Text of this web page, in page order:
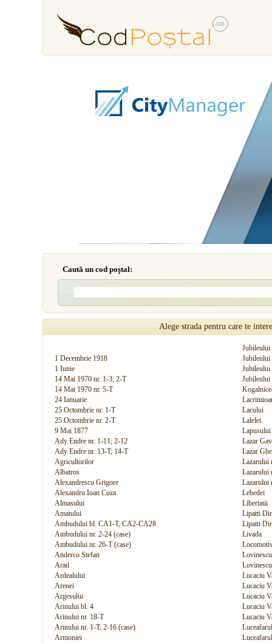
Caută un cod poştal:
Alege strada pentru care te
1 Decembrie 1918
1 Iunie
Jubileului
14 Mai 1970 nr. 1-3; 2-T
Jubileului
14 Mai 1970 nr. 5-T
24 Ianuarie
25 Octombrie nr. 1-T
Lacului
25 Octombrie nr. 2-T
Lalelei
9 Mai 1877
Lapusului
Ady Endre nr. 1-11; 2-12
Lazar
Ady Endre nr. 13-T; 14-T
Lazar
Agricultorilor
Lazarului
Albatros
Lazarului
Alexandrescu Grigore
Lazarului
Alexandru Ioan Cuza
Lebedei
Almasului
Libertatii
Amatului
Lipatti
Ambudului bl. CA1-T, CA2-CA28
Lipatti
Ambudului nr. 2-24 (case)
Livada
Ambudului nr. 26-T (case)
Anderco Stefan
Arad
Ardealului
Lucaciu
Arenei
Lucaciu
Argesului
Lucaciu
Arinului bl. 4
Lucaciu
Arinului nr. 18-T
Lucaciu
Arinului nr. 1-T; 2-16 (case)
Armoniei